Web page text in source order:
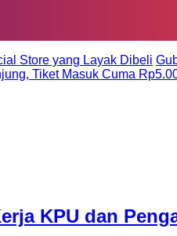
Store yang Layak Dibeli
Tiket Masuk Cuma
KPU dan